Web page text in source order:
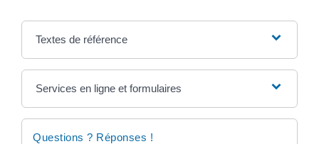
Textes de référence
Services en ligne et formulaires
Questions ? Réponses !